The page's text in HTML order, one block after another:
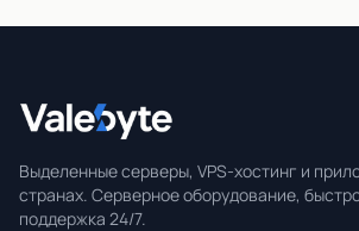
Выделенные серверы, VPS-хостинг и
странах. Серверное оборудование,
поддержка 24/7.